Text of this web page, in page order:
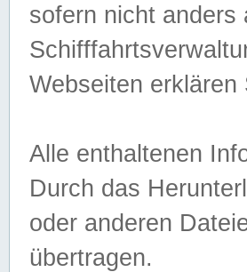
sofern nicht anders
Webseiten
Alle enthaltenen
Durch das
oder anderen
übertragen.